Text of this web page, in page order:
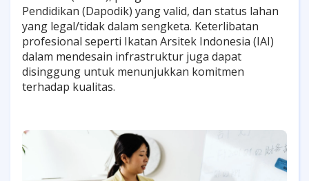
Pendidikan (Dapodik) yang valid, dan status lahan
yang legal/tidak dalam sengketa. Keterlibatan
profesional seperti Ikatan Arsitek Indonesia (IAI)
dalam mendesain infrastruktur juga dapat
disinggung untuk menunjukkan komitmen
terhadap kualitas.